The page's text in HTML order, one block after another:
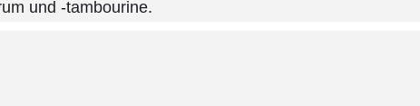
und -tambourine.